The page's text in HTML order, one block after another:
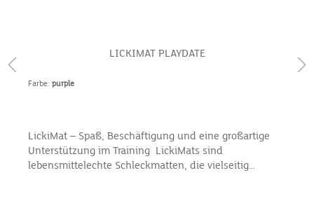
LICKIMAT PLAYDATE
Farbe: purple
LickiMat – Spaß, Beschäftigung und eine großartige
Unterstützung im Training LickiMats sind
lebensmittelechte Schleckmatten, die vielseitig